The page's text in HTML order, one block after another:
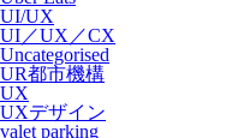
UI/UX
UI／UX／CX
Uncategorised
UR都市機構
UX
UXデザイン
valet parking